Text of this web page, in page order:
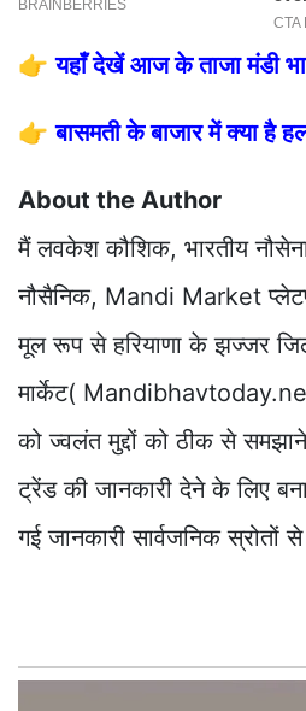
👉यहाँ देखें आज के ताजा मंडी
👉बासमती के बाजार में क्या है
About the Author
मैं लवकेश कौशिक, भारतीय
नौसैनिक, Mandi Market
मूल रूप से हरियाणा के झज्जर
मार्केट(
को ज्वलंत मुद्दों को ठीक से
ट्रेंड की जानकारी देने के लिए
गई जानकारी सार्वजनिक स्रोतों